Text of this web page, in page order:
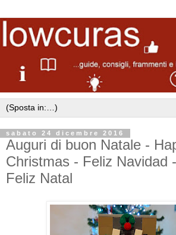
sabato 24 dicembre 2016
Auguri di buon Natale -
Christmas - Feliz Navidad
Feliz Natal